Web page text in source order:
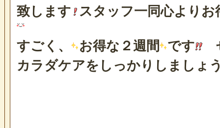
致します スタッフ一同心より
すごく、 お得な２週間 です
カラダケアをしっかりしましょ